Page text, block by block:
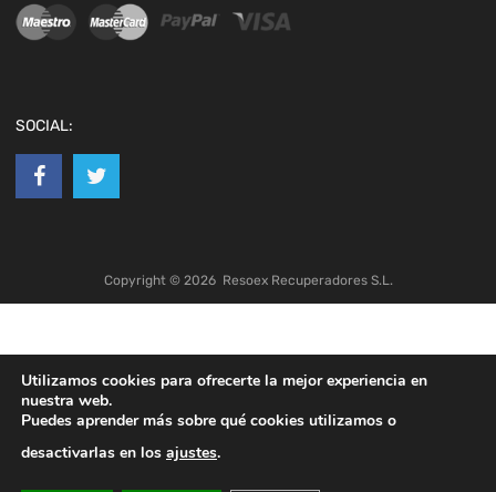
SOCIAL:
Copyright © 2026 Resoex Recuperadores S.L.
Utilizamos cookies para ofrecerte la mejor experiencia en
nuestra web.
Puedes aprender más sobre qué cookies utilizamos o
desactivarlas en los ajustes.